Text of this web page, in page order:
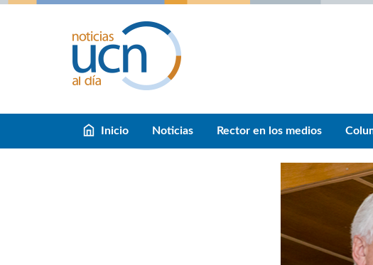
Inicio Noticias Rector en los medios